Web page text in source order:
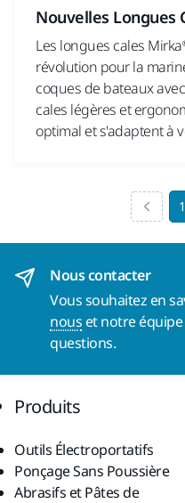
Nouvelles Longues
Les longues cales
révolution pour la
coques de bateaux
cales légères et
optimal et s'adaptent à
1
Nous contacter
Vous souhaitez en
nous et notre
questions.
Produits
Outils Électroportatifs
Ponçage Sans Poussière
Abrasifs et Pâtes de